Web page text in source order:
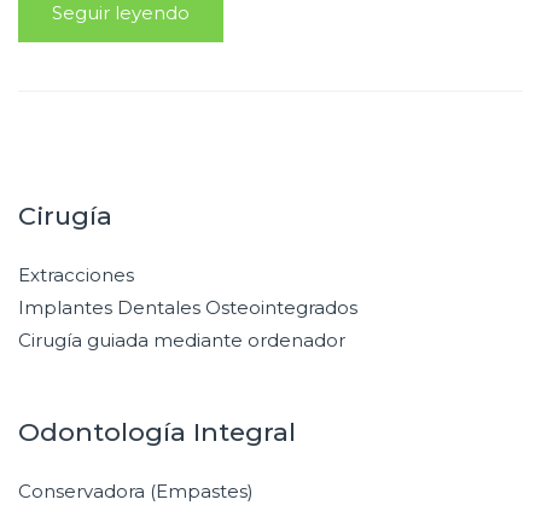
Seguir leyendo
Cirugía
Extracciones
Implantes Dentales Osteointegrados
Cirugía guiada mediante ordenador
Odontología Integral
Conservadora (Empastes)